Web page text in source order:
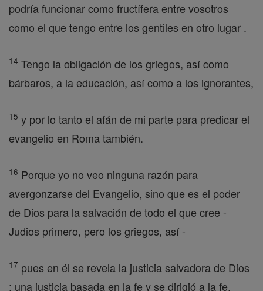
podría funcionar como fructífera entre vosotros
como el que tengo entre los gentiles en otro lugar .
14 Tengo la obligación de los griegos, así como
bárbaros, a la educación, así como a los ignorantes,
15 y por lo tanto el afán de mi parte para predicar el
evangelio en Roma también.
16 Porque yo no veo ninguna razón para
avergonzarse del Evangelio, sino que es el poder
de Dios para la salvación de todo el que cree -
Judios primero, pero los griegos, así -
17 pues en él se revela la justicia salvadora de Dios
: una justicia basada en la fe y se dirigió a la fe.